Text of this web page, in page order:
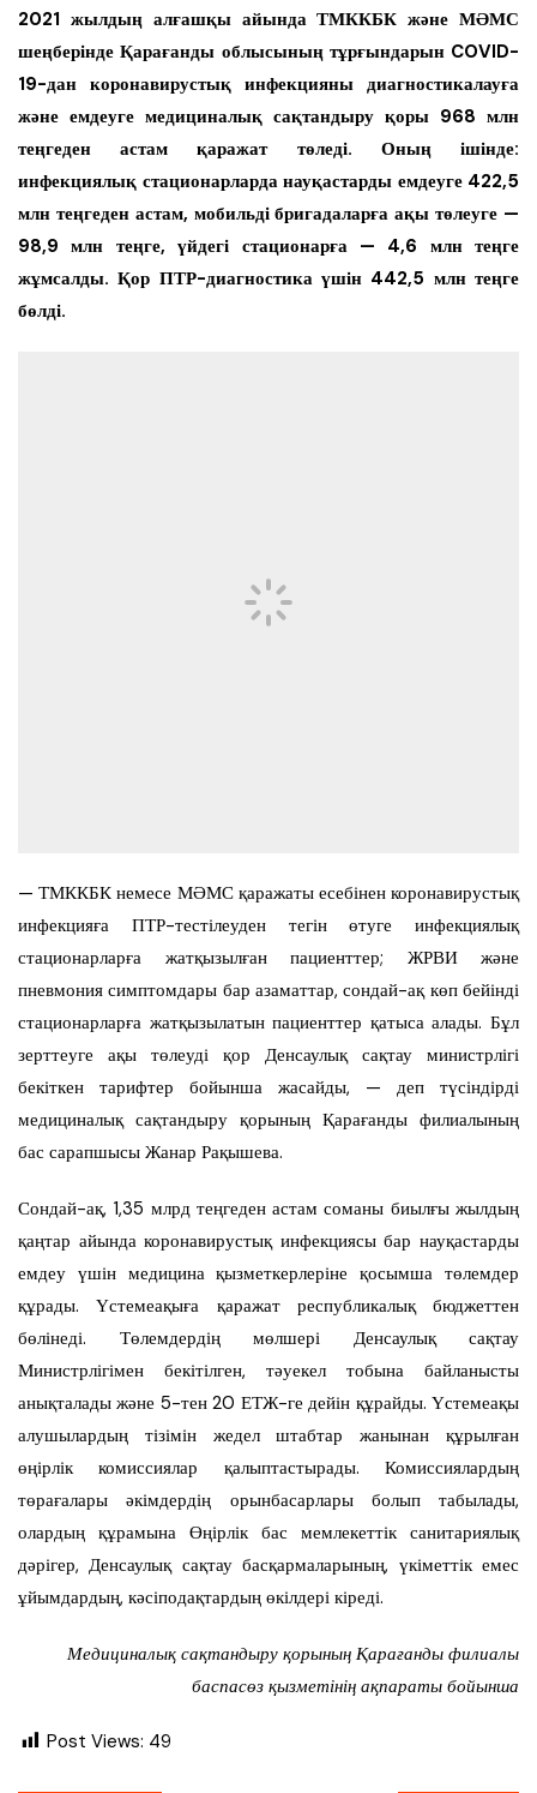
2021 жылдың алғашқы айында ТМККБК және МӘМС
шеңберінде Қарағанды облысының тұрғындарын COVID-
19-дан коронавирустық инфекцияны диагностикалауға
және емдеуге медициналық сақтандыру қоры 968 млн
теңгеден астам қаражат төледі. Оның ішінде:
инфекциялық стационарларда науқастарды емдеуге 422,5
млн теңгеден астам, мобильді бригадаларға ақы төлеуге —
98,9 млн теңге, үйдегі стационарға — 4,6 млн теңге
жұмсалды. Қор ПТР-диагностика үшін 442,5 млн теңге
бөлді.
— ТМККБК немесе МӘМС қаражаты есебінен коронавирустық
инфекцияға ПТР-тестілеуден тегін өтуге инфекциялық
стационарларға жатқызылған пациенттер; ЖРВИ және
пневмония симптомдары бар азаматтар, сондай-ақ көп бейінді
стационарларға жатқызылатын пациенттер қатыса алады. Бұл
зерттеуге ақы төлеуді қор Денсаулық сақтау министрлігі
бекіткен тарифтер бойынша жасайды, — деп түсіндірді
медициналық сақтандыру қорының Қарағанды филиалының
бас сарапшысы Жанар Рақышева.
Сондай-ақ, 1,35 млрд теңгеден астам соманы биылғы жылдың
қаңтар айында коронавирустық инфекциясы бар науқастарды
емдеу үшін медицина қызметкерлеріне қосымша төлемдер
құрады. Үстемеақыға қаражат республикалық бюджеттен
бөлінеді. Төлемдердің мөлшері Денсаулық сақтау
Министрлігімен бекітілген, тәуекел тобына байланысты
анықталады және 5-тен 20 ЕТЖ-ге дейін құрайды. Үстемеақы
алушылардың тізімін жедел штабтар жанынан құрылған
өңірлік комиссиялар қалыптастырады. Комиссиялардың
төрағалары әкімдердің орынбасарлары болып табылады,
олардың құрамына Өңірлік бас мемлекеттік санитариялық
дәрігер, Денсаулық сақтау басқармаларының, үкіметтік емес
ұйымдардың, кәсіподақтардың өкілдері кіреді.
Медициналық сақтандыру қорының Қарағанды филиалы
баспасөз қызметінің ақпараты бойынша
Post Views: 49